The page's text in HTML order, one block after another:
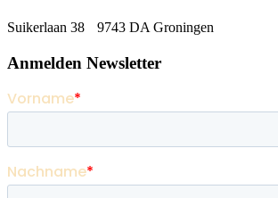
Suikerlaan 38 9743 DA Groningen
Anmelden Newsletter